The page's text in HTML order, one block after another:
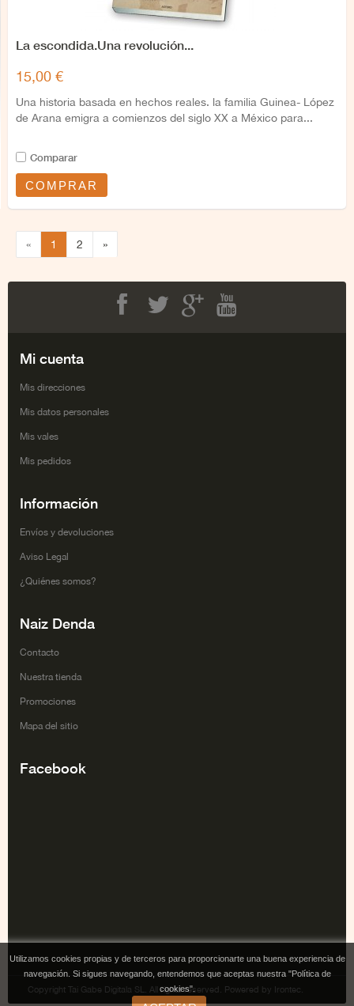
La escondida.Una revolución...
15,00 €
Una historia basada en hechos reales. la familia Guinea- López
de Arana emigra a comienzos del siglo XX a México para...
Comparar
COMPRAR
« 1 2 »
Mi cuenta
Mis direcciones
Mis datos personales
Mis vales
Mis pedidos
Información
Envíos y devoluciones
Aviso Legal
¿Quiénes somos?
Naiz Denda
Contacto
Nuestra tienda
Promociones
Mapa del sitio
Facebook
Utilizamos cookies propias y de terceros para proporcionarte una buena experiencia de
navegación. Si sigues navegando, entendemos que aceptas nuestra "Política de
cookies".
Copyright Tai Gabe Digitala SL. All rights reserved. Powered by Irontec.